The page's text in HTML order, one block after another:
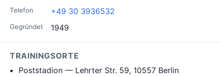
Telefon +49 30 3936532
Gegründet 1949
TRAININGSORTE
Poststadion — Lehrter Str. 59, 10557 Berlin